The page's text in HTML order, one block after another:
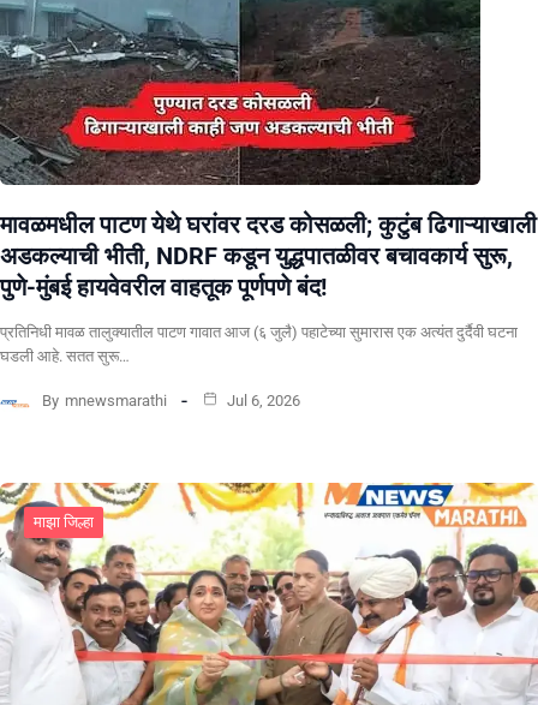
मावळमधील पाटण येथे घरांवर दरड कोसळली; कुटुंब ढिगाऱ्याखाली
अडकल्याची भीती, NDRF कडून युद्धपातळीवर बचावकार्य सुरू,
पुणे-मुंबई हायवेवरील वाहतूक पूर्णपणे बंद!
​प्रतिनिधी मावळ तालुक्यातील पाटण गावात आज (६ जुलै) पहाटेच्या सुमारास एक अत्यंत दुर्दैवी घटना
घडली आहे. सतत सुरू…
By mnewsmarathi Jul 6, 2026
माझा जिल्हा